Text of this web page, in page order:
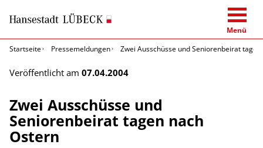
Menü
Startseite
Pressemeldungen Zwei Ausschüsse und Seniorenbeirat
Veröffentlicht am 07.04.2004
Zwei Ausschüsse und
Seniorenbeirat tagen nach
Ostern